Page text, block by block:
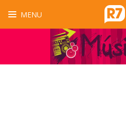
MENU